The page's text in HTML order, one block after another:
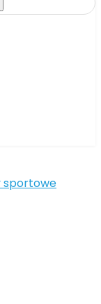
sportowe